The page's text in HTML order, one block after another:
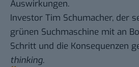
Auswirkungen.
Investor Tim Schumacher, der
grünen Suchmaschine mit an
Schritt und die Konsequenzen
thinking.